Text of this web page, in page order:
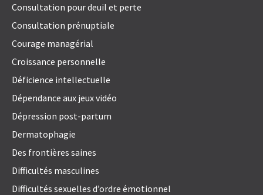
Consultation pour deuil et perte
Consultation prénuptiale
Courage managérial
Croissance personnelle
Déficience intellectuelle
Dépendance aux jeux vidéo
Dépression post-partum
Dermatophagie
Des frontières saines
Difficultés masculines
Difficultés sexuelles d’ordre émotionnel